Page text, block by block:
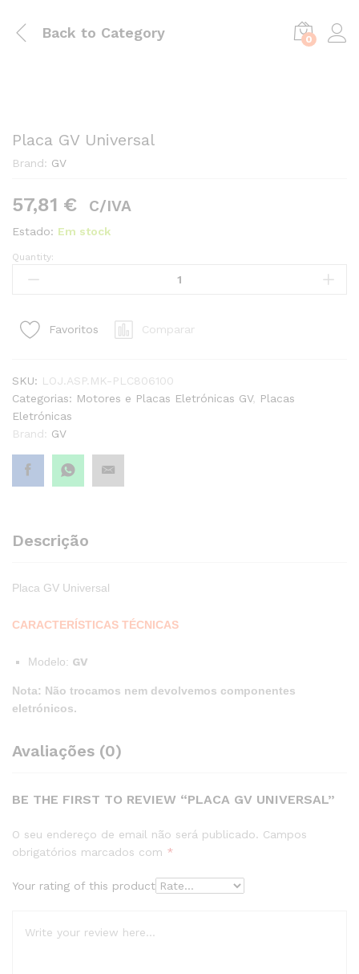
Back to Category 0
Placa GV Universal
Brand: GV
57,81 € C/IVA
Estado: Em stock
Placa
Quantity:
Favoritos Comparar
SKU: LOJ.ASP.MK-PLC806100
Categorias: Motores e Placas Eletrónicas GV, Placas
Eletrónicas
Brand: GV
Descrição
Placa GV Universal
CARACTERÍSTICAS TÉCNICAS
Modelo: GV
Nota: Não trocamos nem devolvemos componentes
eletrónicos.
Avaliações (0)
BE THE FIRST TO REVIEW “PLACA GV UNIVERSAL”
O seu endereço de email não será publicado. Campos
obrigatórios marcados com *
Your rating of this product